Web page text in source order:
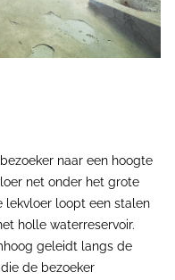
naar een hoogte
net onder het grote
lekvloer loopt een stalen
holle waterreservoir.
geleidt langs de
de bezoeker